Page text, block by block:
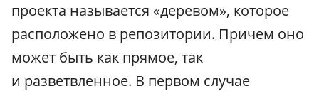
проекта называется «деревом», которое
расположено в репозитории. Причем оно
может быть как прямое, так
и разветвленное. В первом случае